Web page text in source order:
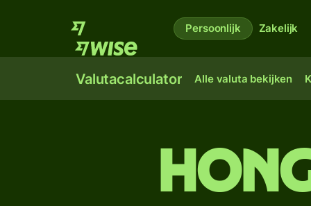
Persoonlijk Zakelijk
Valutacalculator Alle valuta bekijken